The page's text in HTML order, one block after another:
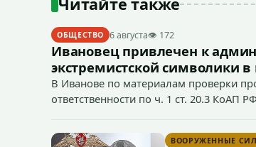
ОБЩЕСТВО 6 августа👁 172
Ивановец привлечен к
экстремистской символики в
В Иванове по материалам проверки
ответственности по ч. 1 ст. 20.3 КоАП
символики в сети Интернет.
ВООРУЖЕННЫЕ